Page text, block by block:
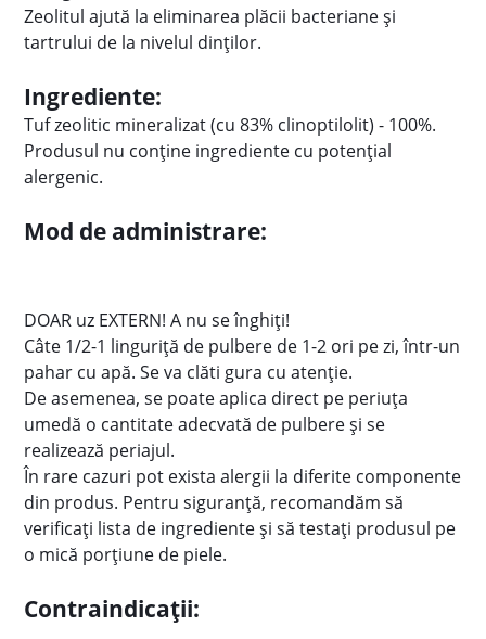
Zeolitul ajută la eliminarea plăcii bacteriane și
tartrului de la nivelul dinților.
Ingrediente:
Tuf zeolitic mineralizat (cu 83% clinoptilolit) - 100%.
Produsul nu conține ingrediente cu potențial
alergenic.
Mod de administrare:
DOAR uz EXTERN! A nu se înghiți!
Câte 1/2-1 linguriță de pulbere de 1-2 ori pe zi, într-un
pahar cu apă. Se va clăti gura cu atenție.
De asemenea, se poate aplica direct pe periuţa
umedă o cantitate adecvată de pulbere şi se
realizează periajul.
În rare cazuri pot exista alergii la diferite componente
din produs. Pentru siguranță, recomandăm să
verificați lista de ingrediente și să testați produsul pe
o mică porțiune de piele.
Contraindicații: